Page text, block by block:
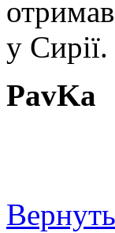
у Сирії.
PavKa